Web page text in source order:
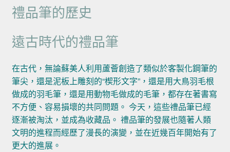
禮品筆的歷史
遠古時代的禮品筆
在古代，無論蘇美人利用蘆薈創造了類似於客製化鋼筆的
筆尖，還是泥板上雕刻的“楔形文字”，還是用大鳥羽毛根
做成的羽毛筆，還是用動物毛做成的毛筆，都存在著書寫
不方便、容易損壞的共同問題。 今天，這些禮品筆已經
逐漸被淘汰，並成為收藏品。 禮品筆的發展也隨著人類
文明的進程而經歷了漫長的演變，並在近幾百年開始有了
更大的進展。